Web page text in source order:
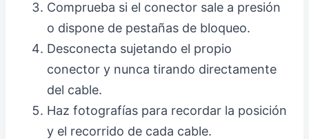
Comprueba si el conector sale a presión
o dispone de pestañas de bloqueo.
Desconecta sujetando el propio
conector y nunca tirando directamente
del cable.
Haz fotografías para recordar la posición
y el recorrido de cada cable.